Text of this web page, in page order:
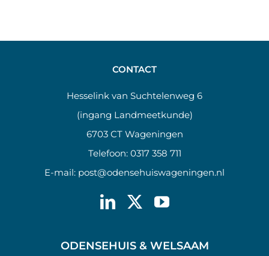
CONTACT
Hesselink van Suchtelenweg 6
(ingang Landmeetkunde)
6703 CT Wageningen
Telefoon: 0317 358 711
E-mail: post@odensehuiswageningen.nl
ODENSEHUIS & WELSAAM